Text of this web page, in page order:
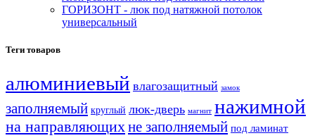
ГОРИЗОНТ - люк под натяжной потолок
универсальный
Теги товаров
алюминиевый влагозащитный замок
заполняемый круглый люк-дверь магнит нажимной
на направляющихне заполняемый под ламинат